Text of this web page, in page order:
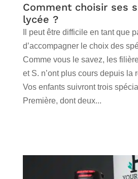
Comment choisir ses
lycée ?
Il peut être difficile en tant que
d’accompagner le choix des
Comme vous le savez, les
et S. n’ont plus cours depuis la
Vos enfants suivront trois
Première, dont deux...